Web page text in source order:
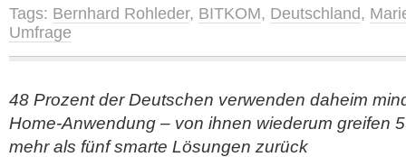
Tags: Bernhard Rohleder, BITKOM, Deutschland,
Umfrage
48 Prozent der Deutschen verwenden daheim
Home-Anwendung – von ihnen wiederum greifen
mehr als fünf smarte Lösungen zurück